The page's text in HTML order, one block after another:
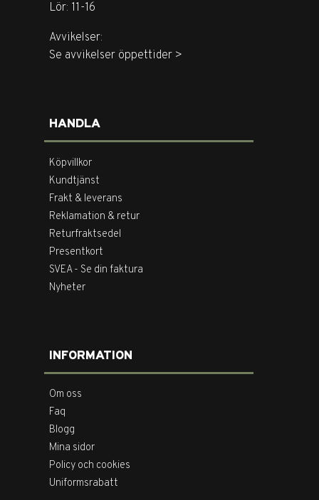
Lör: 11-16
Avvikelser:
Se avvikelser öppettider >
HANDLA
Köpvillkor
Kundtjänst
Frakt & leverans
Reklamation & retur
Returfraktsedel
Presentkort
SVEA - Se din faktura
Nyheter
INFORMATION
Om oss
Faq
Blogg
Mina sidor
Policy och cookies
Uniformsrabatt